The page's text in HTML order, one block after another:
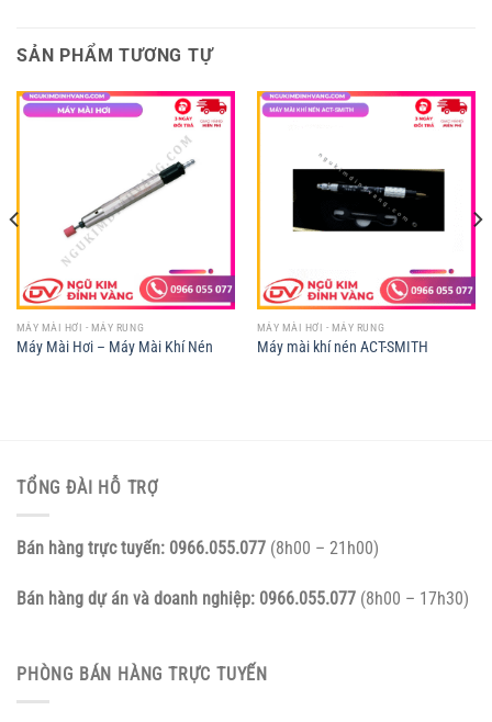
SẢN PHẨM TƯƠNG TỰ
MÁY MÀI HƠI - MÁY RUNG
Máy Mài Hơi – Máy Mài Khí Nén
MÁY MÀI HƠI - MÁY RUNG
Máy mài khí nén ACT-SMITH
TỔNG ĐÀI HỖ TRỢ
Bán hàng trực tuyến: 0966.055.077 (8h00 – 21h00)
Bán hàng dự án và doanh nghiệp: 0966.055.077 (8h00 – 17h30)
PHÒNG BÁN HÀNG TRỰC TUYẾN